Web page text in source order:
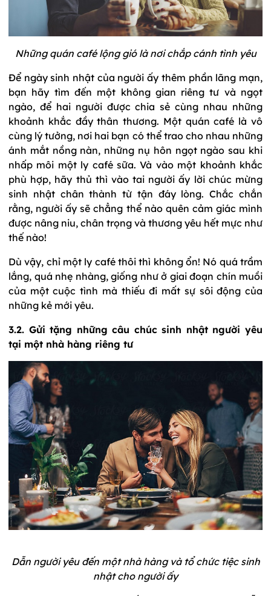
Những quán café lộng gió là nơi chắp cánh tình yêu
Để ngày sinh nhật của người ấy thêm phần lãng mạn,
bạn hãy tìm đến một không gian riêng tư và ngọt
ngào, để hai người được chia sẻ cùng nhau những
khoảnh khắc đầy thân thương. Một quán café là vô
cùng lý tưởng, nơi hai bạn có thể trao cho nhau những
ánh mắt nồng nàn, những nụ hôn ngọt ngào sau khi
nhấp môi một ly café sữa. Và vào một khoảnh khắc
phù hợp, hãy thủ thì vào tai người ấy lời chúc mừng
sinh nhật chân thành từ tận đáy lòng. Chắc chắn
rằng, người ấy sẽ chẳng thể nào quên cảm giác mình
được nâng niu, chân trọng và thương yêu hết mực như
thế nào!
Dù vậy, chỉ một ly café thôi thì không ổn! Nó quá trầm
lắng, quá nhẹ nhàng, giống như ở giai đoạn chín muồi
của một cuộc tình mà thiếu đi mất sự sôi động của
những kẻ mới yêu.
3.2. Gửi tặng những câu chúc sinh nhật người yêu
tại một nhà hàng riêng tư
Dẫn người yêu đến một nhà hàng và tổ chức tiệc sinh
nhật cho người ấy